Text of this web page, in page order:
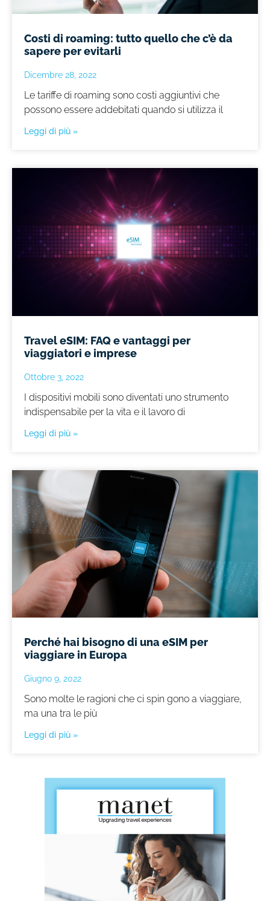
Costi di roaming: tutto quello che c’è da
sapere per evitarli
Dicembre 28, 2022
Le tariffe di roaming sono costi aggiuntivi che
possono essere addebitati quando si utilizza il
Leggi di più »
Travel eSIM: FAQ e vantaggi per
viaggiatori e imprese
Ottobre 3, 2022
I dispositivi mobili sono diventati uno strumento
indispensabile per la vita e il lavoro di
Leggi di più »
Perché hai bisogno di una eSIM per
viaggiare in Europa
Giugno 9, 2022
Sono molte le ragioni che ci spin gono a viaggiare,
ma una tra le più
Leggi di più »